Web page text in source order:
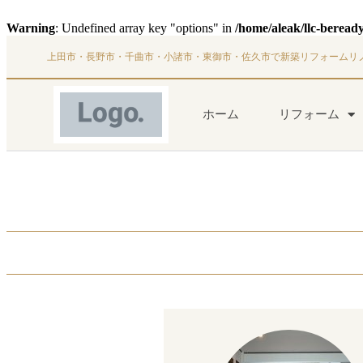
Warning: Undefined array key "options" in /home/aleak/llc-
上田市・長野市・千曲市・小諸市・東御市・佐久市で新築リフォームリ
ホーム リフォーム